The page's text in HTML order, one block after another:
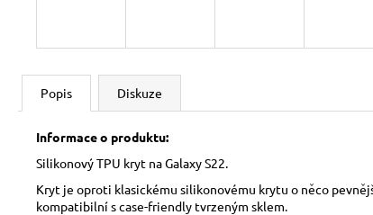
Popis Diskuze
Informace o produktu:
Silikonový TPU kryt na Galaxy S22.
Kryt je oproti klasickému silikonovému krytu o něco
kompatibilní s case-friendly tvrzeným sklem.